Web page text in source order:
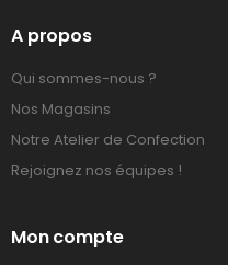
A propos
Qui sommes-nous ?
Nos Magasins
Notre Atelier de Confection
Rejoignez nos équipes !
Mon compte